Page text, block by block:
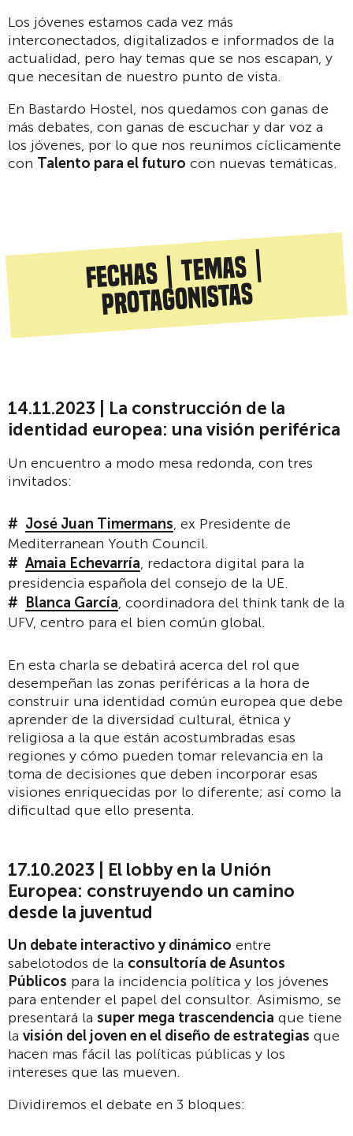
Los jóvenes estamos cada vez más
interconectados, digitalizados e informados de la
actualidad, pero hay temas que se nos escapan, y
que necesitan de nuestro punto de vista.
En Bastardo Hostel, nos quedamos con ganas de
más debates, con ganas de escuchar y dar voz a
los jóvenes, por lo que nos reunimos cíclicamente
con Talento para el futuro con nuevas temáticas.
Fechas | Temas |
Protagonistas
14.11.2023 | La construcción de la
identidad europea: una visión periférica
Un encuentro a modo mesa redonda, con tres
invitados:
José Juan Timermans, ex Presidente de
Mediterranean Youth Council.
Amaia Echevarría, redactora digital para la
presidencia española del consejo de la UE.
Blanca García, coordinadora del think tank de la
UFV, centro para el bien común global.
En esta charla se debatirá acerca del rol que
desempeñan las zonas periféricas a la hora de
construir una identidad común europea que debe
aprender de la diversidad cultural, étnica y
religiosa a la que están acostumbradas esas
regiones y cómo pueden tomar relevancia en la
toma de decisiones que deben incorporar esas
visiones enriquecidas por lo diferente; así como la
dificultad que ello presenta.
17.10.2023 | El lobby en la Unión
Europea: construyendo un camino
desde la juventud
Un debate interactivo y dinámico entre
sabelotodos de la consultoría de Asuntos
Públicos para la incidencia política y los jóvenes
para entender el papel del consultor. Asimismo, se
presentará la super mega trascendencia que tiene
la visión del joven en el diseño de estrategias que
hacen mas fácil las políticas públicas y los
intereses que las mueven.
Dividiremos el debate en 3 bloques: